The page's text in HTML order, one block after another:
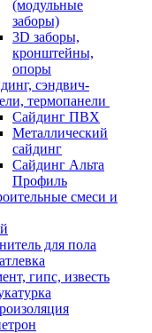
(модульные
заборы)
3D заборы,
кронштейны,
опоры
сэндвич-
термопанели
Сайдинг ПВХ
Металлический
сайдинг
Сайдинг Альта
Профиль
смеси и
для пола
гипс, известь